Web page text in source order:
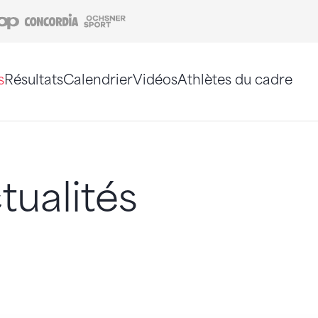
Coop Concordia
RésultatsCalendrierVidéosAthlètes du cadre